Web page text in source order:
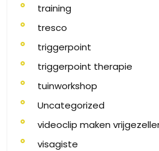
training
tresco
triggerpoint
triggerpoint therapie
tuinworkshop
Uncategorized
videoclip maken
visagiste